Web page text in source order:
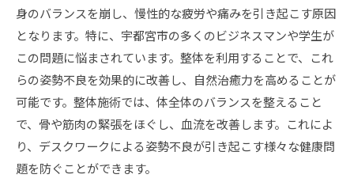
身のバランスを崩し、慢性的な疲労や痛みを引き起こす原因
となります。特に、宇都宮市の多くのビジネスマンや学生が
この問題に悩まされています。整体を利用することで、これ
らの姿勢不良を効果的に改善し、自然治癒力を高めることが
可能です。整体施術では、体全体のバランスを整えること
で、骨や筋肉の緊張をほぐし、血流を改善します。これによ
り、デスクワークによる姿勢不良が引き起こす様々な健康問
題を防ぐことができます。